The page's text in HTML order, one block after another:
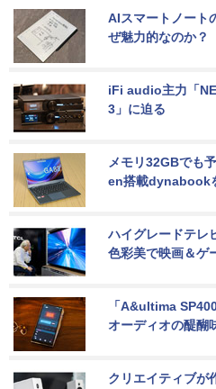
AIスマートノート
ぜ魅力的なのか？
iFi audio主力「
3」に迫る
メモリ32GBでも
en搭載dynabook
ハイグレードテレ
色彩美で映画＆ゲ
「A&ultima
オーディオの醍醐
クリエイティブが